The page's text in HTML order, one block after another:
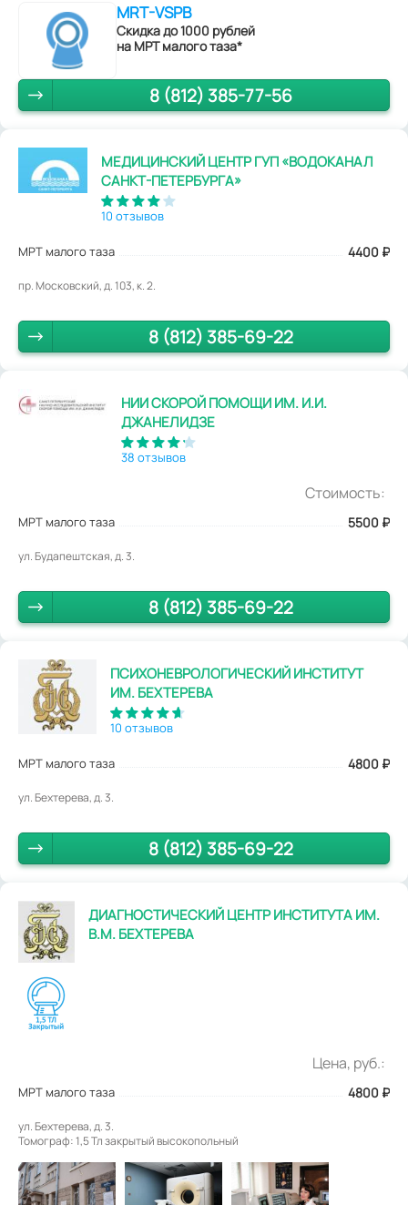
MRT-VSPB
Скидка до 1000 рублей
на МРТ малого таза*
8 (812) 385-77-56
МЕДИЦИНСКИЙ ЦЕНТР ГУП «ВОДОКАНАЛ
САНКТ-ПЕТЕРБУРГА»
10 отзывов
МРТ малого таза 4400 ₽
пр. Московский, д. 103, к. 2.
8 (812) 385-69-22
НИИ СКОРОЙ ПОМОЩИ ИМ. И.И.
ДЖАНЕЛИДЗЕ
38 отзывов
Стоимость:
МРТ малого таза 5500 ₽
ул. Будапештская, д. 3.
8 (812) 385-69-22
ПСИХОНЕВРОЛОГИЧЕСКИЙ ИНСТИТУТ
ИМ. БЕХТЕРЕВА
10 отзывов
МРТ малого таза 4800 ₽
ул. Бехтерева, д. 3.
8 (812) 385-69-22
ДИАГНОСТИЧЕСКИЙ ЦЕНТР ИНСТИТУТА ИМ.
В.М. БЕХТЕРЕВА
Цена, руб.:
МРТ малого таза 4800 ₽
ул. Бехтерева, д. 3.
Томограф: 1,5 Тл закрытый высокопольный